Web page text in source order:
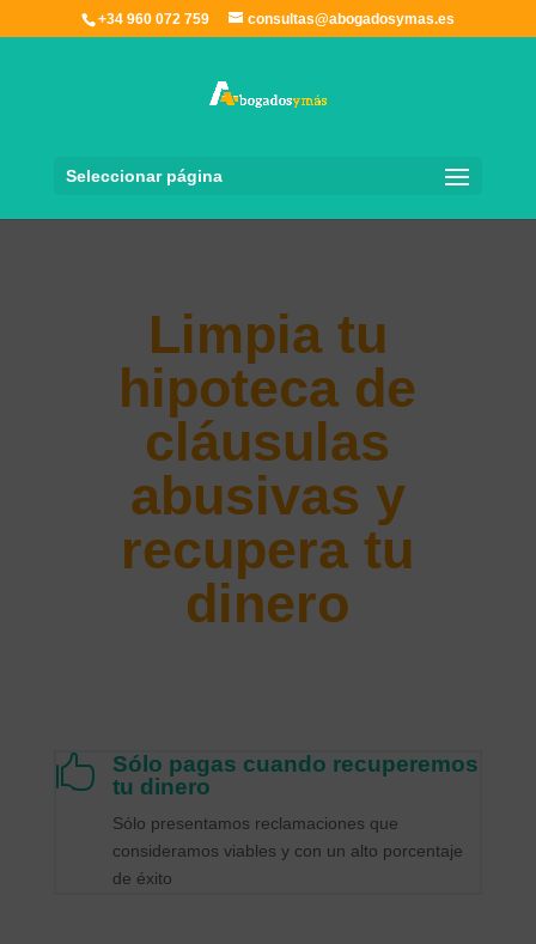
+34 960 072 759 consultas@abogadosymas.es
Seleccionar página
Limpia tu
hipoteca de
cláusulas
abusivas y
recupera tu
dinero

Sólo pagas cuando recuperemos
tu dinero
Sólo presentamos reclamaciones que
consideramos viables y con un alto porcentaje
de éxito